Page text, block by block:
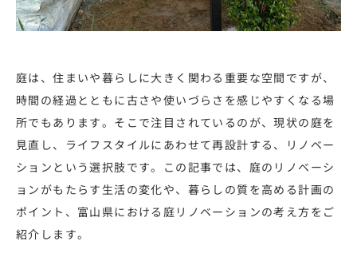
庭は、住まいや暮らしに大きく関わる重要な空間ですが、
時間の経過とともに古さや使いづらさを感じやすくなる場
所でもあります。そこで注目されているのが、現状の庭を
見直し、ライフスタイルにあわせて再設計する、リノベー
ションという選択肢です。この記事では、庭のリノベーシ
ョンがもたらす生活の変化や、暮らしの質を高める計画の
ポイント、富山県における庭リノベーションの考え方をご
紹介します。